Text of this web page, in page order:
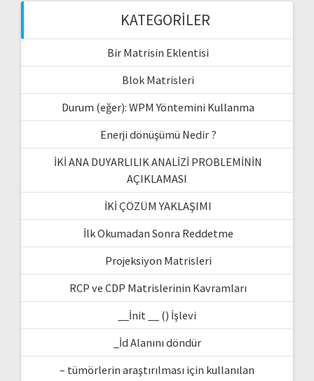
KATEGORILER
Bir Matrisin Eklentisi
Blok Matrisleri
Durum (eğer): WPM Yöntemini Kullanma
Enerji dönüşümü Nedir ?
İKİ ANA DUYARLILIK ANALİZİ PROBLEMİNİN
AÇIKLAMASI
İKİ ÇÖZÜM YAKLAŞIMI
İlk Okumadan Sonra Reddetme
Projeksiyon Matrisleri
RCP ve CDP Matrislerinin Kavramları
__İnit __ () İşlevi
_İd Alanını döndür
– tümörlerin araştırılması için kullanılan